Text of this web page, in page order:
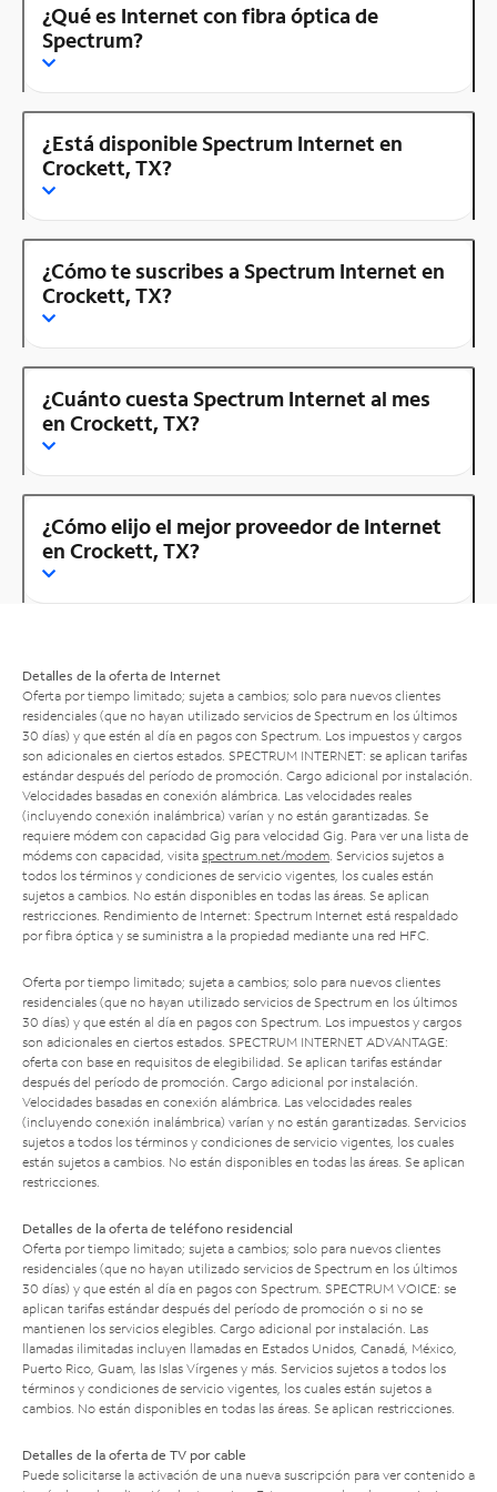
¿Qué es Internet con fibra óptica de
Spectrum?
¿Está disponible Spectrum Internet en
Crockett, TX?
¿Cómo te suscribes a Spectrum Internet en
Crockett, TX?
¿Cuánto cuesta Spectrum Internet al mes
en Crockett, TX?
¿Cómo elijo el mejor proveedor de Internet
en Crockett, TX?
Detalles de la oferta de Internet
Oferta por tiempo limitado; sujeta a cambios; solo para nuevos clientes
residenciales (que no hayan utilizado servicios de Spectrum en los últimos
30 días) y que estén al día en pagos con Spectrum. Los impuestos y cargos
son adicionales en ciertos estados. SPECTRUM INTERNET: se aplican tarifas
estándar después del período de promoción. Cargo adicional por instalación.
Velocidades basadas en conexión alámbrica. Las velocidades reales
(incluyendo conexión inalámbrica) varían y no están garantizadas. Se
requiere módem con capacidad Gig para velocidad Gig. Para ver una lista de
módems con capacidad, visita spectrum.net/modem . Servicios sujetos a
todos los términos y condiciones de servicio vigentes, los cuales están
sujetos a cambios. No están disponibles en todas las áreas. Se aplican
restricciones. Rendimiento de Internet: Spectrum Internet está respaldado
por fibra óptica y se suministra a la propiedad mediante una red HFC.
Oferta por tiempo limitado; sujeta a cambios; solo para nuevos clientes
residenciales (que no hayan utilizado servicios de Spectrum en los últimos
30 días) y que estén al día en pagos con Spectrum. Los impuestos y cargos
son adicionales en ciertos estados. SPECTRUM INTERNET ADVANTAGE:
oferta con base en requisitos de elegibilidad. Se aplican tarifas estándar
después del período de promoción. Cargo adicional por instalación.
Velocidades basadas en conexión alámbrica. Las velocidades reales
(incluyendo conexión inalámbrica) varían y no están garantizadas. Servicios
sujetos a todos los términos y condiciones de servicio vigentes, los cuales
están sujetos a cambios. No están disponibles en todas las áreas. Se aplican
restricciones.
Detalles de la oferta de teléfono residencial
Oferta por tiempo limitado; sujeta a cambios; solo para nuevos clientes
residenciales (que no hayan utilizado servicios de Spectrum en los últimos
30 días) y que estén al día en pagos con Spectrum. SPECTRUM VOICE: se
aplican tarifas estándar después del período de promoción o si no se
mantienen los servicios elegibles. Cargo adicional por instalación. Las
llamadas ilimitadas incluyen llamadas en Estados Unidos, Canadá, México,
Puerto Rico, Guam, las Islas Vírgenes y más. Servicios sujetos a todos los
términos y condiciones de servicio vigentes, los cuales están sujetos a
cambios. No están disponibles en todas las áreas. Se aplican restricciones.
Detalles de la oferta de TV por cable
Puede solicitarse la activación de una nueva suscripción para ver contenido a